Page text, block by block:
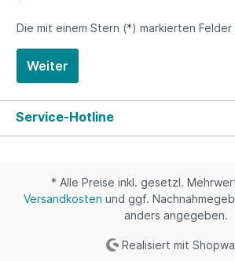
Die mit einem Stern (*) markierten
Weiter
Service-Hotline
* Alle Preise inkl. gesetzl.
Versandkosten und ggf.
anders angegeben.
Realisiert mit